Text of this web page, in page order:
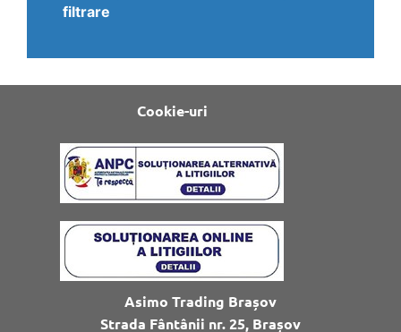
filtrare
Cookie-uri
Asimo Trading Brașov
Strada Fântânii nr. 25, Brașov